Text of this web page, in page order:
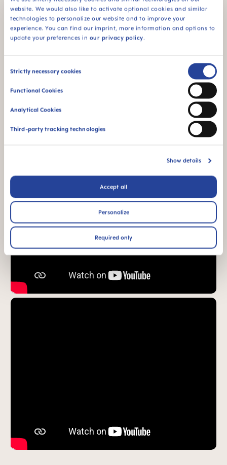
website. We would also like to activate optional cookies and similar
technologies to personalize our website and to improve your
experience. You can find our imprint, more information and options to
update your preferences in our privacy policy.
Consent
Strictly necessary cookies
Functional Cookies
Analytical Cookies
Third-party tracking technologies
Show details
Accept all
Personalize
Required only
ACCEPTANCE
94% van de baby’s
accepteert het
vertrouwd gevoel
* Marktonderzoek 2009-2023, getest op 1,588 baby's.
Productvideo's